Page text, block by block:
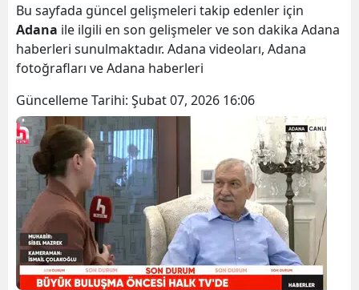
Bu sayfada güncel gelişmeleri takip edenler için
Adana ile ilgili en son gelişmeler ve son dakika Adana
haberleri sunulmaktadır. Adana videoları, Adana
fotoğrafları ve Adana haberleri
Güncelleme Tarihi: Şubat 07, 2026 16:06